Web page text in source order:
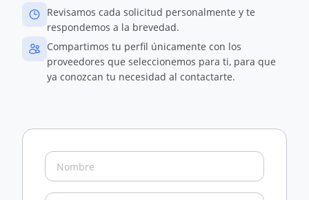
Revisamos cada solicitud personalmente y te
respondemos a la brevedad.
Compartimos tu perfil únicamente con los
proveedores que seleccionemos para ti, para que
ya conozcan tu necesidad al contactarte.